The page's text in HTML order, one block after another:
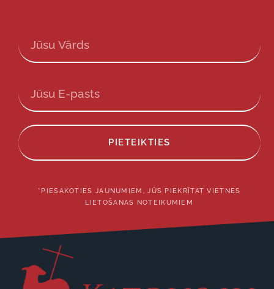
PIETEIKTIES
*PIESAKOTIES JAUNUMIEM, JŪS PIEKRĪTAT VIETNES
LIETOŠANAS NOTEIKUMIEM